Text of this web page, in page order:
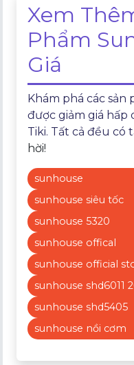
Xem
Phẩm
Giá
Khám phá các
được giảm giá hấp
Tiki. Tất cả đều có
hời!
sunhouse
sunhouse siêu tốc
sunhouse 5320
sunhouse offical
sunhouse official
sunhouse shd6011
sunhouse shd5405
sunhouse nồi cơm